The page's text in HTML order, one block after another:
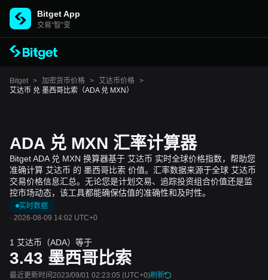
Bitget App
交易“智”变
Bitget > 加密货币价格 > 艾达币价格 >
艾达币 兑 墨西哥比索（ADA 兑 MXN）
ADA 兑 MXN 汇率计算器
Bitget ADA 兑 MXN 换算器基于 艾达币 实时全球价格指数，帮助您
准确计算 艾达币 的 墨西哥比索 价值。汇率数据来源于全球 艾达币
交易价格信息汇总。无论您是计划交易、追踪投资组合价值还是监
控市场动态，该工具都能确保估值的准确性和及时性。
实时数据
· 2026-08-09 14:02 UTC+0
1 艾达币（ADA）等于
3.43 墨西哥比索
最近更新时间2023/09/01 02:23:05 (UTC+0)刷新